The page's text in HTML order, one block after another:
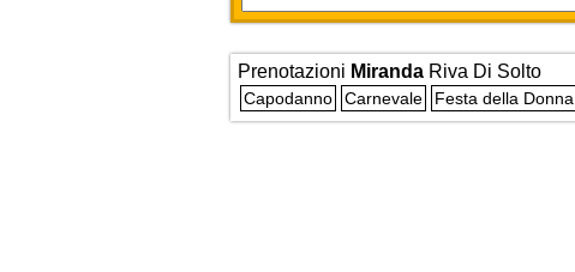
Prenotazioni Miranda Riva Di Solto
Capodanno Carnevale Festa della Donna